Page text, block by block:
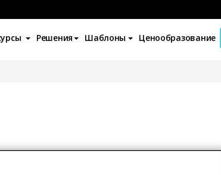
Решения Шаблоны Ценообразование